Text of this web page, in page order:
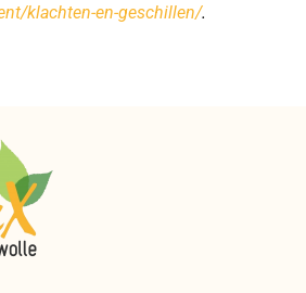
klachten-en-geschillen/.